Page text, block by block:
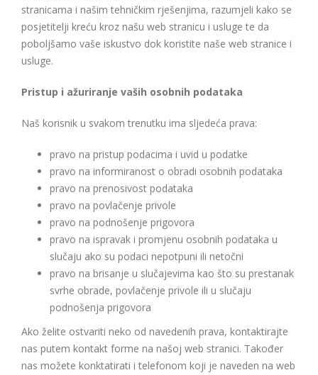
stranicama i našim tehničkim rješenjima, razumjeli kako se
posjetitelji kreću kroz našu web stranicu i usluge te da
poboljšamo vaše iskustvo dok koristite naše web stranice i
usluge.
Pristup i ažuriranje vaših osobnih podataka
Naš korisnik u svakom trenutku ima sljedeća prava:
pravo na pristup podacima i uvid u podatke
pravo na informiranost o obradi osobnih podataka
pravo na prenosivost podataka
pravo na povlačenje privole
pravo na podnošenje prigovora
pravo na ispravak i promjenu osobnih podataka u
slučaju ako su podaci nepotpuni ili netočni
pravo na brisanje u slučajevima kao što su prestanak
svrhe obrade, povlačenje privole ili u slučaju
podnošenja prigovora
Ako želite ostvariti neko od navedenih prava, kontaktirajte
nas putem kontakt forme na našoj web stranici. Također
nas možete konktatirati i telefonom koji je naveden na web